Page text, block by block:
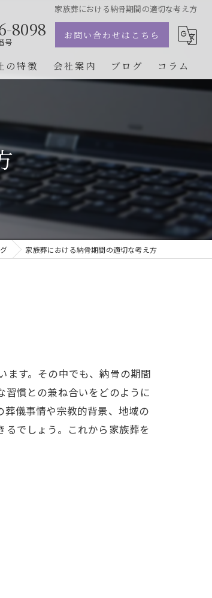
家族葬における納骨期間の適切な考え方
8098
号
お問い合わせはこちら
の特徴
葬
会社案内 ブログ コラム
家族葬における納骨期間の適切な考え方
ます。その中でも、納骨の期間
慣との兼ね合いをどのように
儀事情や宗教的背景、地域の
でしょう。これから家族葬を